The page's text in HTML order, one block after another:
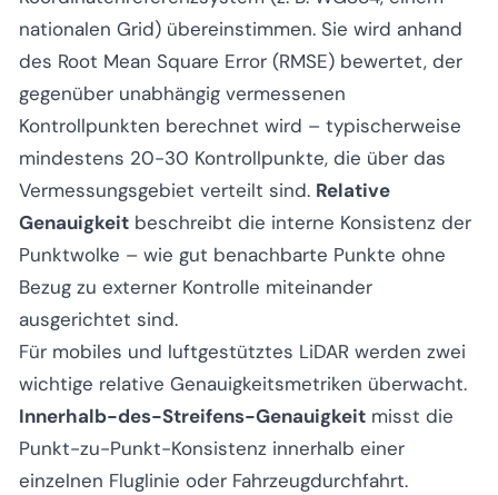
nationalen Grid) übereinstimmen. Sie wird anhand
des Root Mean Square Error (RMSE) bewertet, der
gegenüber unabhängig vermessenen
Kontrollpunkten berechnet wird – typischerweise
mindestens 20-30 Kontrollpunkte, die über das
Vermessungsgebiet verteilt sind. Relative
Genauigkeit beschreibt die interne Konsistenz der
Punktwolke – wie gut benachbarte Punkte ohne
Bezug zu externer Kontrolle miteinander
ausgerichtet sind.
Für mobiles und luftgestütztes LiDAR werden zwei
wichtige relative Genauigkeitsmetriken überwacht.
Innerhalb-des-Streifens-Genauigkeit misst die
Punkt-zu-Punkt-Konsistenz innerhalb einer
einzelnen Fluglinie oder Fahrzeugdurchfahrt.